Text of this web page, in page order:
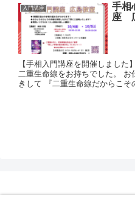
入門講座
手相
座
【手相入門講座を開催しました
二重生命線をお持ちでした。
きして 『二重生命線だからこそ